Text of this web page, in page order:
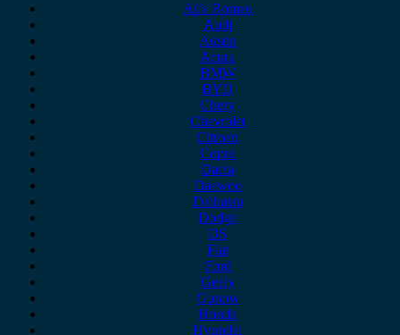
Alfa Romeo
Audi
Austin
Acura
BMW
BYD
Chery
Chevrolet
Citroen
Cupra
Dacia
Daewoo
Daihatsu
Dodge
DS
Fiat
Ford
Geely
Gonow
Honda
Hyundai